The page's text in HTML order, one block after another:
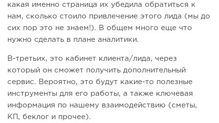
какая именно страница их убедила обратиться к
нам, сколько стоило привлечение этого лида (мы до
сих пор это не знаем!). В общем много еще что
нужно сделать в плане аналитики.
В-третьих, это кабинет клиента/лида, через
который он сможет получить дополнительный
сервис. Вероятно, это будут какие-то полезные
инструменты для его работы, а также ключевая
информация по нашему взаимодействию (сметы,
КП, беклог и прочее).